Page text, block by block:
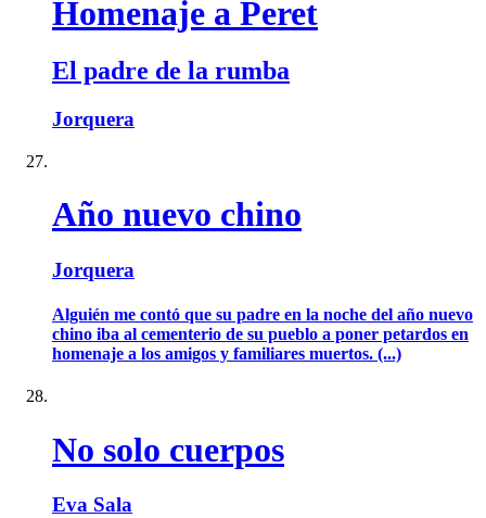
Homenaje a Peret
El padre de la rumba
Jorquera
Año nuevo chino
Jorquera
Alguién me contó que su padre en la noche del año nuevo
chino iba al cementerio de su pueblo a poner petardos en
homenaje a los amigos y familiares muertos. (...)
No solo cuerpos
Eva Sala